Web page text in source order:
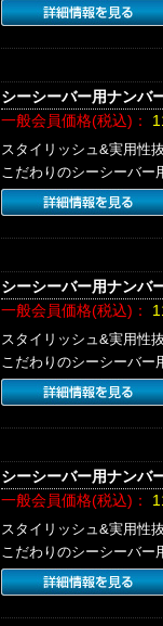
シーシーバー用ナンバ
一般会員価格(税込)：
スタイリッシュ&実用性
こだわりのシーシーバー
シーシーバー用ナンバ
一般会員価格(税込)：
スタイリッシュ&実用性
こだわりのシーシーバー
シーシーバー用ナンバ
一般会員価格(税込)：
スタイリッシュ&実用性
こだわりのシーシーバー